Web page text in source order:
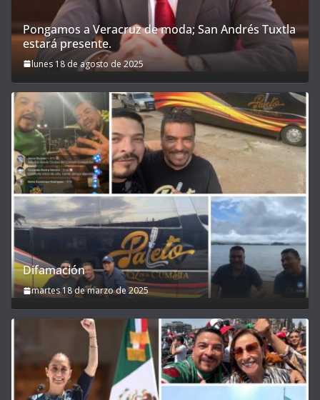
Pongamos a Veracruz de moda; San Andrés Tuxtla
estará presente.
lunes 18 de agosto de 2025
Difamación
martes 18 de marzo de 2025